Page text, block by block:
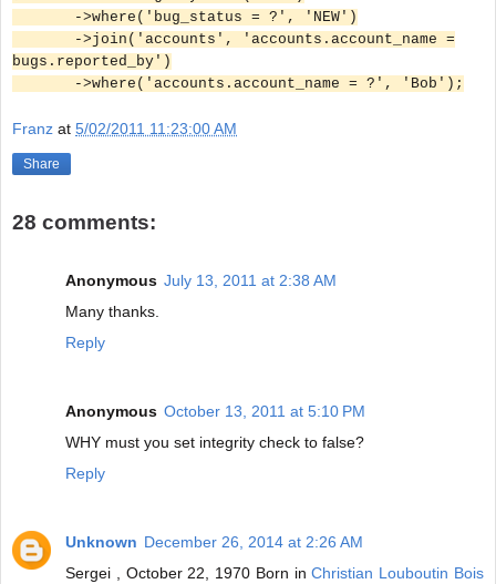
->where('bug_status = ?', 'NEW')
->join('accounts', 'accounts.account_name =
bugs.reported_by')
->where('accounts.account_name = ?', 'Bob');
Franz at 5/02/2011 11:23:00 AM
Share
28 comments:
Anonymous July 13, 2011 at 2:38 AM
Many thanks.
Reply
Anonymous October 13, 2011 at 5:10 PM
WHY must you set integrity check to false?
Reply
Unknown December 26, 2014 at 2:26 AM
Sergei , October 22, 1970 Born inChristian Louboutin Bois